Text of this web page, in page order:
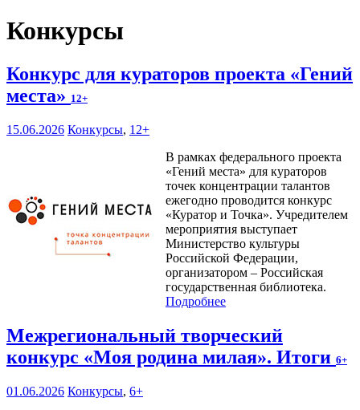
Конкурсы
Конкурс для кураторов проекта «Гений
места» 12+
15.06.2026 Конкурсы, 12+
В рамках федерального проекта
«Гений места» для кураторов
точек концентрации талантов
ежегодно проводится конкурс
«Куратор и Точка». Учредителем
мероприятия выступает
Министерство культуры
Российской Федерации,
организатором – Российская
государственная библиотека.
Подробнее
Межрегиональный творческий
конкурс «Моя родина милая». Итоги 6+
01.06.2026 Конкурсы, 6+